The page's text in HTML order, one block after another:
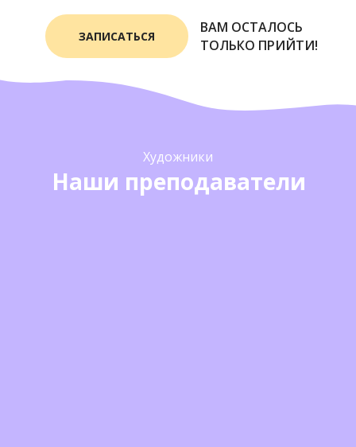
ЗАПИСАТЬСЯ
ВАМ ОСТАЛОСЬ
ТОЛЬКО ПРИЙТИ!
Наши преподаватели
Художники